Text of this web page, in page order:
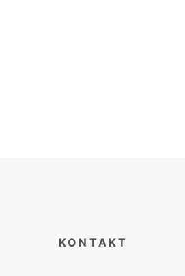
KONTAKT